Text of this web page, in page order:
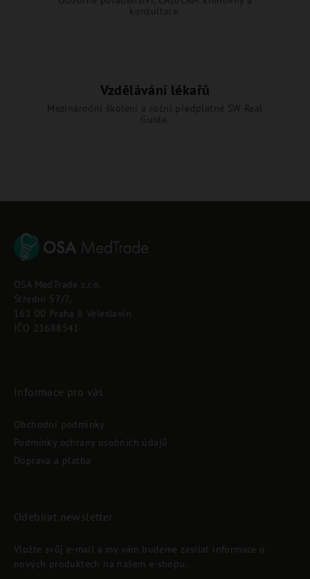
konzultace.
Vzdělávání lékařů
Mezinárodní školení a roční předplatné SW Real
Guide.
OSA MedTrade s.r.o.
Střední 57/7,
162 00 Praha 6 Veleslavín
IČO 21688541
Informace pro vás
Obchodní podmínky
Podmínky ochrany osobních údajů
Doprava a platba
Odebírat newsletter
Vložte svůj e-mail a my vám budeme zasílat informace o
nových produktech na našem e-shopu.